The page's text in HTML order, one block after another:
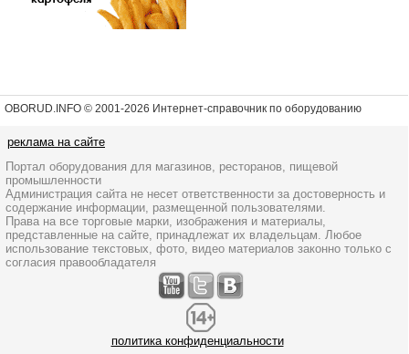
OBORUD.INFO © 2001-2026 Интернет-справочник по оборудованию
реклама на сайте
Портал оборудования для магазинов, ресторанов, пищевой
промышленности
Администрация сайта не несет ответственности за достоверность и
содержание информации, размещенной пользователями.
Права на все торговые марки, изображения и материалы,
представленные на сайте, принадлежат их владельцам. Любое
использование текстовых, фото, видео материалов законно только с
согласия правообладателя
политика конфиденциальности